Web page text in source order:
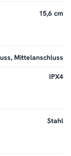
15,6 cm
Mittelanschluss
IPX4
Stahl